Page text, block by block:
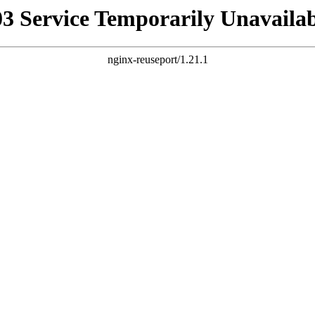
Service Temporarily
nginx-reuseport/1.21.1